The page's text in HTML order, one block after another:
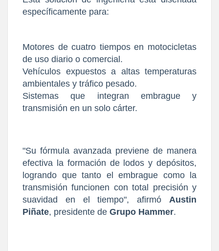
específicamente para:
Motores de cuatro tiempos en motocicletas
de uso diario o comercial.
Vehículos expuestos a altas temperaturas
ambientales y tráfico pesado.
Sistemas que integran embrague y
transmisión en un solo cárter.
"Su fórmula avanzada previene de manera
efectiva la formación de lodos y depósitos,
logrando que tanto el embrague como la
transmisión funcionen con total precisión y
suavidad en el tiempo", afirmó Austin
Piñate, presidente de Grupo Hammer.